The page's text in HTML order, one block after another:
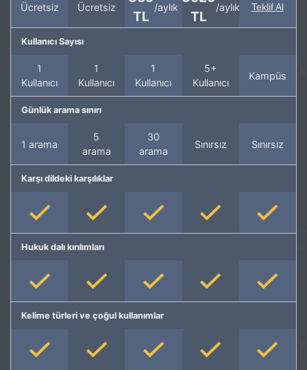
Ücretsiz Ücretsiz
TL
/aylık
TL
/aylık Teklif Al
Kullanıcı Sayısı
1
Kullanıcı
1
Kullanıcı
1
Kullanıcı
5+
Kullanıcı
Kampüs
Günlük arama sınırı
1 arama
5
arama
30
arama
Sınırsız Sınırsız
Karşı dildeki karşılıklar
Hukuk dalı kırılımları
Kelime türleri ve çoğul kullanımlar